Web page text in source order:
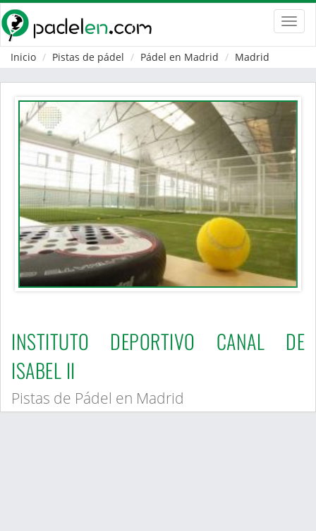
Inicio
Pistas de pádel Pádel en Madrid Madrid
INSTITUTO DEPORTIVO CANAL DE
ISABEL II
Pistas de Pádel en Madrid